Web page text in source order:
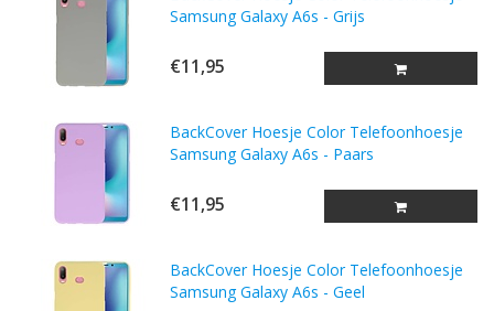
Samsung Galaxy A6s - Grijs
€11,95
BackCover Hoesje Color Telefoonhoesje
Samsung Galaxy A6s - Paars
€11,95
BackCover Hoesje Color Telefoonhoesje
Samsung Galaxy A6s - Geel